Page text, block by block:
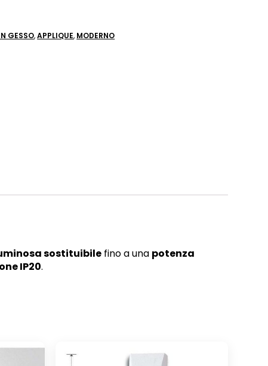
GESSO,APPLIQUE, MODERNO
sostituibile fino a una potenza
IP20.